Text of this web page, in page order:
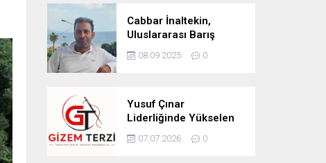
Cabbar İnaltekin,
Uluslararası Barış
Hareketi Silifke İlçe
Başkanlığı’na Atandı
08.09.2025 0
Yusuf Çınar
Liderliğinde Yükselen
Marka: Gizem Terzi’de
Kalite Standartları
07.07.2026 0